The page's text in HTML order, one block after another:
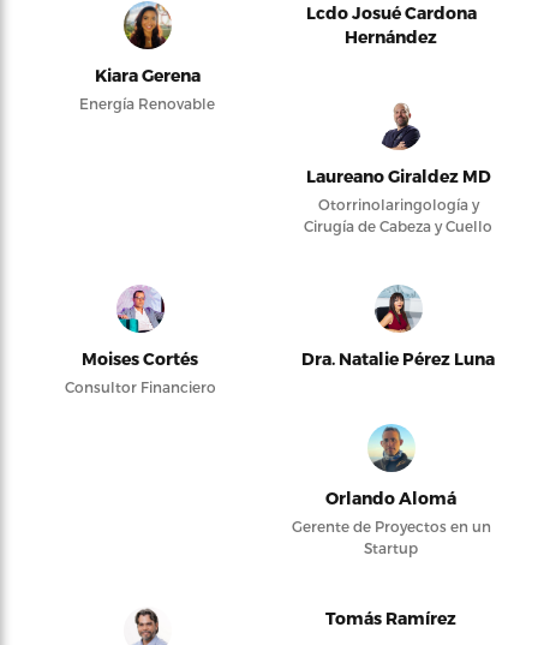
Kiara Gerena
Energía Renovable
Lcdo Josué Cardona
Hernández
Laureano Giraldez MD
Otorrinolaringología y
Cirugía de Cabeza y Cuello
Moises Cortés
Consultor Financiero
Dra. Natalie Pérez Luna
Orlando Alomá
Gerente de Proyectos en un
Startup
Tomás Ramírez